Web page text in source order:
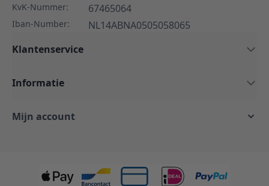
KvK-Nummer: 67465064
Iban-Number:
NL14ABNA0505058065
Klantenservice
Informatie
Mijn account